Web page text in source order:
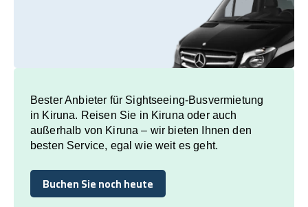
Bester Anbieter für Sightseeing-Busvermietung
in Kiruna. Reisen Sie in Kiruna oder auch
außerhalb von Kiruna – wir bieten Ihnen den
besten Service, egal wie weit es geht.
Buchen Sie noch heute
Buchen Sie noch heute